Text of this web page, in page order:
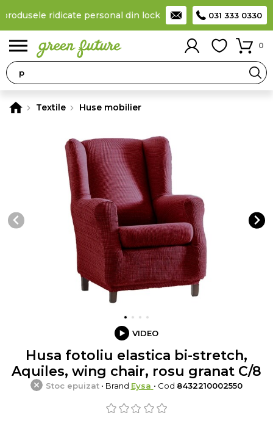
ridicate personal din locker Taxă de livrare 11,99 Lei
031 333 0330
0
Textile Huse mobilier
VIDEO
Husa fotoliu elastica bi-stretch,
Aquiles, wing chair, rosu granat C/8
Stoc epuizat• Brand Eysa • Cod 8432210002550